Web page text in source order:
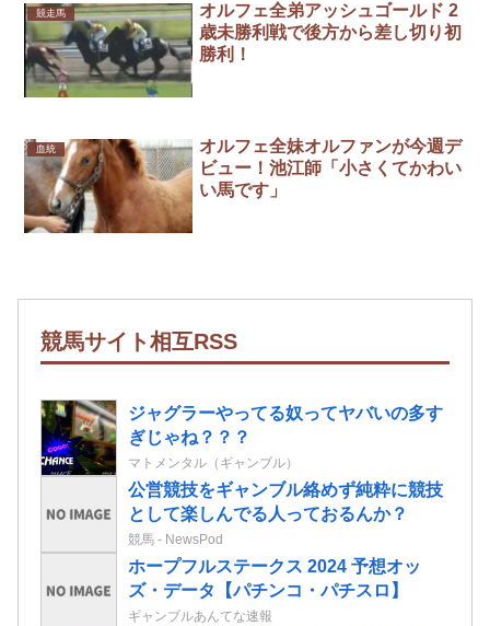
競走馬
オルフェ全弟アッシュゴールド 2
歳未勝利戦で後方から差し切り初
勝利！
血統
オルフェ全妹オルファンが今週デ
ビュー！池江師「小さくてかわい
い馬です」
競馬サイト相互RSS
ジャグラーやってる奴ってヤバいの多す
ぎじゃね？？？
マトメンタル（ギャンブル）
公営競技をギャンブル絡めず純粋に競技
として楽しんでる人っておるんか？
競馬 - NewsPod
ホープフルステークス 2024 予想オッ
ズ・データ【パチンコ・パチスロ】
ギャンブルあんてな速報